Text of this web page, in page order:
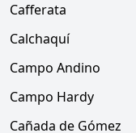
Cafferata
Calchaquí
Campo Andino
Campo Hardy
Cañada de Gómez